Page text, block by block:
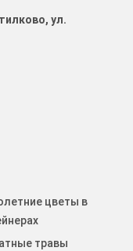
ул.
цветы в
травы